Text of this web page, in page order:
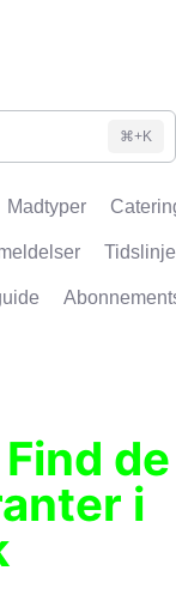
⌘+K
Madtyper
Tidslinje
de
i